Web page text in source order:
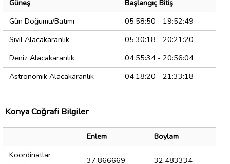
Güneş
Başlangıç Bitiş
Gün Doğumu/Batımı
05:58:50 - 19:52:49
Sivil Alacakaranlık
05:30:18 - 20:21:20
Deniz Alacakaranlık
04:55:34 - 20:56:04
Astronomik Alacakaranlık
04:18:20 - 21:33:18
Konya Coğrafi Bilgiler
Enlem
Boylam
Koordinatlar
37.866669 32.483334